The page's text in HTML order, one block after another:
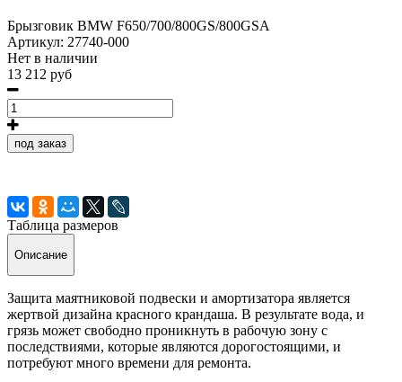
Брызговик BMW F650/700/800GS/800GSA
Артикул: 27740-000
Нет в наличии
13 212 руб
под заказ
Таблица размеров
Описание
Защита маятниковой подвески и амортизатора является
жертвой дизайна красного крандаша. В результате вода, и
грязь может свободно проникнуть в рабочую зону с
последствиями, которые являются дорогостоящими, и
потребуют много времени для ремонта.